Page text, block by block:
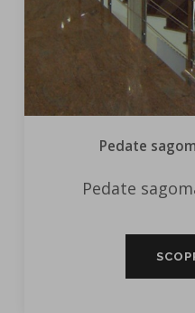
Pedate
Pedate